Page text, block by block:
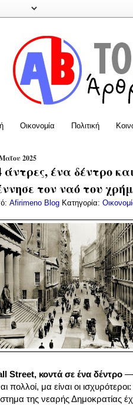
Οικονομία Πολιτική
2025
άντρες, ένα δέντρο
τον ναό του
Afirimeno Blog Κατηγορία:
Street, κοντά σε ένα δέντρο —
πολλοί, μα είναι οι
της νεαρής Δημοκρατίας